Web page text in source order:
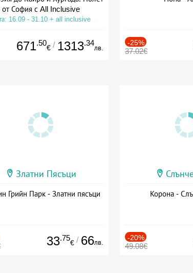
от София с All Inclusive
16.09 - 31.10 + all inclusive
671.50
€ / 1313.34
лв.
-25%
37.02€
Златни Пясъци
Грийн Парк - Златни пясъци
33.75
€ / 66лв.
Корона -
-20%
49.08€